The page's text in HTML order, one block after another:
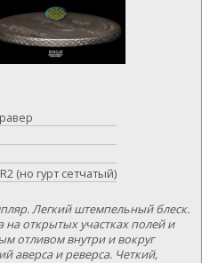
(но гурт сетчатый)
Легкий штемпельный блеск.
открытых участках полей и
отливом внутри и вокруг
аверса и реверса. Четкий,